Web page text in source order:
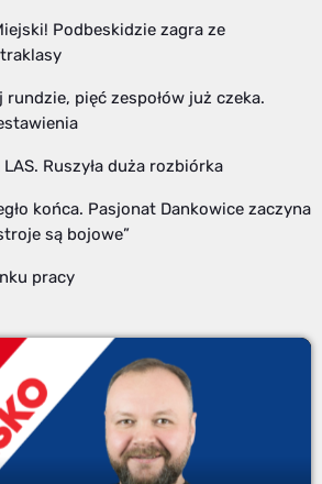
Podbeskidzie zagra ze
pięć zespołów już czeka.
Ruszyła duża rozbiórka
końca. Pasjonat Dankowice zaczyna
są bojowe”
pracy